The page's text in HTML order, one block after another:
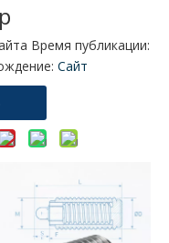
Время публикации:
Сайт